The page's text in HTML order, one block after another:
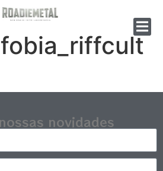
novidades